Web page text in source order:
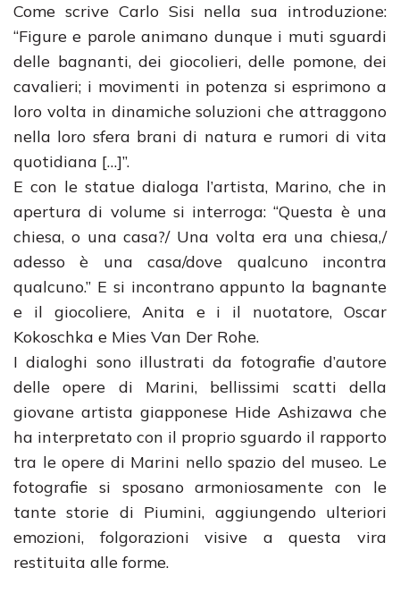
Come scrive Carlo Sisi nella sua introduzione:
“Figure e parole animano dunque i muti sguardi
delle bagnanti, dei giocolieri, delle pomone, dei
cavalieri; i movimenti in potenza si esprimono a
loro volta in dinamiche soluzioni che attraggono
nella loro sfera brani di natura e rumori di vita
quotidiana […]”.
E con le statue dialoga l’artista, Marino, che in
apertura di volume si interroga: “Questa è una
chiesa, o una casa?/ Una volta era una chiesa,/
adesso è una casa/dove qualcuno incontra
qualcuno.” E si incontrano appunto la bagnante
e il giocoliere, Anita e i il nuotatore, Oscar
Kokoschka e Mies Van Der Rohe.
I dialoghi sono illustrati da fotografie d’autore
delle opere di Marini, bellissimi scatti della
giovane artista giapponese Hide Ashizawa che
ha interpretato con il proprio sguardo il rapporto
tra le opere di Marini nello spazio del museo. Le
fotografie si sposano armoniosamente con le
tante storie di Piumini, aggiungendo ulteriori
emozioni, folgorazioni visive a questa vira
restituita alle forme.